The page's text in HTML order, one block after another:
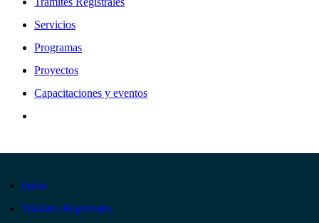
Servicios
Programas
Proyectos
Capacitaciones y eventos
Inicio
Trámites Registrales